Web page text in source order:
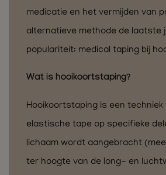
medicatie en het vermijden van
alternatieve methode de laatste
populariteit: medical taping bij
Wat is hooikoortstaping?
Hooikoortstaping is een techniek
elastische tape op specifieke
lichaam wordt aangebracht
ter hoogte van de long- en